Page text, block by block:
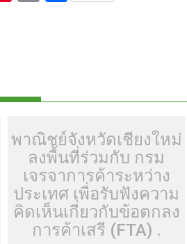
nt o
n
k
h
พาณิชย์จังหวัดเชียงใหม่
ลงพื้นที่ร่วมกับ กรม
เจรจาการค้าระหว่าง
ประเทศ เพื่อรับฟังความ
คิดเห็นเกี่ยวกับข้อตกลง
การค้าเสรี (FTA) .